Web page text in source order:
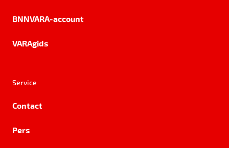
BNNVARA-account
VARAgids
Service
Contact
Pers